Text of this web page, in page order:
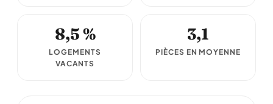
8,5 %
LOGEMENTS
VACANTS
3,1
PIÈCES EN MOYENNE